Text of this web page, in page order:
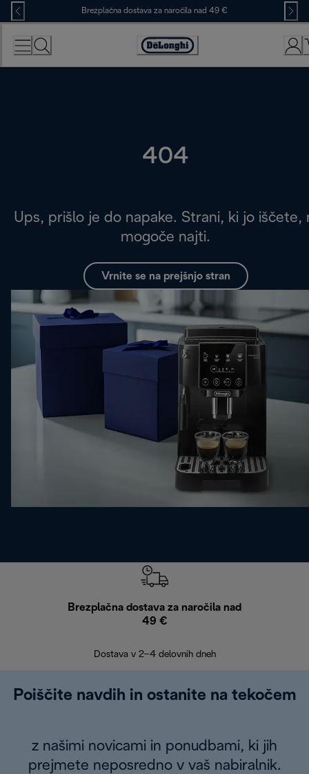
Skip
to
Content
Brezplačna dostava za naročila nad 49 €
Accessibility
Statement
404
Ups, prišlo je do napake. Strani, ki jo iščete,
mogoče najti.
Vrnite se na prejšnjo stran
Brezplačna dostava za naročila nad
49 €
Dostava v 2–4 delovnih dneh
Poiščite navdih in ostanite na tekočem
z našimi novicami in ponudbami, ki jih
prejmete neposredno v vaš nabiralnik.